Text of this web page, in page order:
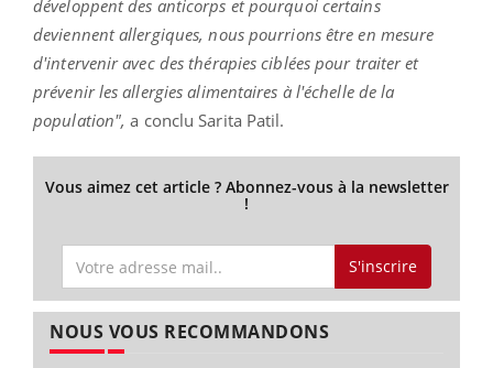
développent des anticorps et pourquoi certains
deviennent allergiques, nous pourrions être en mesure
d'intervenir avec des thérapies ciblées pour traiter et
prévenir les allergies alimentaires à l'échelle de la
population", a conclu Sarita Patil.
Vous aimez cet article ? Abonnez-vous à la newsletter
!
S'inscrire
NOUS VOUS RECOMMANDONS